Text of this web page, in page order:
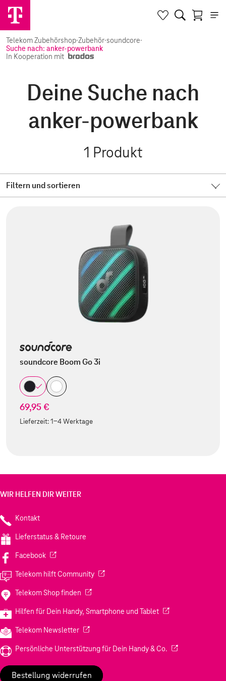
Telekom Zubehörshop·Zubehör·soundcore·
Suche nach: anker-powerbank
In Kooperation mit
Deine Suche nach
anker-powerbank
1 Produkt
Filtern und sortieren
soundcore Boom Go 3i
69,95 €
Lieferzeit:1-4 Werktage
WIR HELFEN DIR WEITER
Kontakt
Lieferstatus & Retoure
Facebook(Wird in einem neuen Tab geöffnet)
Telekom hilft Community(Wird in einem neuen Tab geöffnet)
Telekom Shop finden (Wird in einem neuen Tab geöffnet)
Hilfen für Dein Handy, Smartphone und Tablet(Wird in einem
Telekom Newsletter(Wird in einem neuen Tab geöffnet)
Persönliche Unterstützung für Dein Handy & Co. (Wird in einem
Bestellung widerrufen